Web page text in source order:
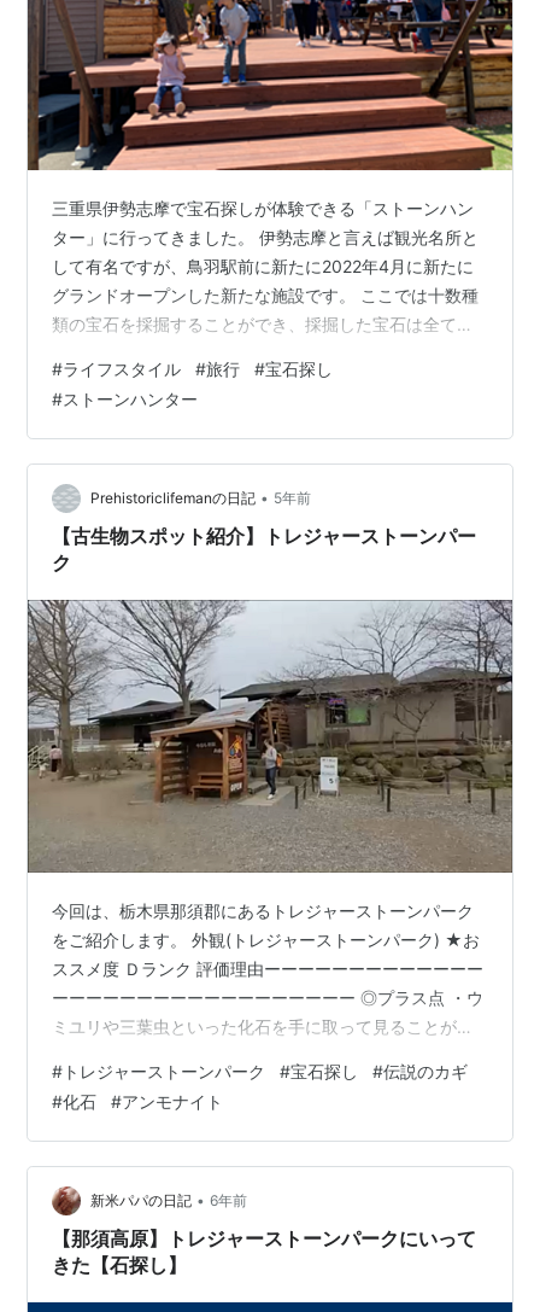
三重県伊勢志摩で宝石探しが体験できる「ストーンハン
ター」に行ってきました。 伊勢志摩と言えば観光名所と
して有名ですが、鳥羽駅前に新たに2022年4月に新たに
グランドオープンした新たな施設です。 ここでは十数種
類の宝石を採掘することができ、採掘した宝石は全て持
体験可能です。 今回は鉱山体験は予約が一杯で体験出来
ませんでしたが、予約不要のリバー採掘をやってきまし
た。 全長約40ｍの砂地の人工の川で採掘を行います。
サラサラの砂に冷たい水が流れているので手をつけるだ
けでも気持ちよいです。 サラサラの砂の中には大小様々
な宝石が隠されているので宝探し感…
#ライフスタイル #旅行 #宝石探し
#ストーンハンター
Prehistoriclifemanの日記 • 5年前
【古生物スポット紹介】トレジャーストーンパー
ク
今回は、栃木県那須郡にあるトレジャーストーンパーク
をご紹介します。 外観(トレジャーストーンパーク) ★お
ススメ度 Ｄランク 評価理由ーーーーーーーーーーーーー
ーーーーーーーーーーーーーーーーーー ◎プラス点 ・ウ
ミユリや三葉虫といった化石を手に取って見ることが出
入することもできる ・ランクには考慮しないが宝石探し
がとにかく楽しい ×マイナス点 ・小さめの化石が多い ・
恐竜などの展示はない ーーーーーーーーーーーーーーー
ーーーーーーーーーーーーーーーーーーーー 宝石を探す
ことができるスポットですが、化石の展示もあるので
す。 木製の建物の中に、…
# トレジャーストーンパーク #宝石探し #伝説のカギ
#化石 #アンモナイト
新米パパの日記 • 6年前
【那須高原】トレジャーストーンパークにいって
きた【石探し】